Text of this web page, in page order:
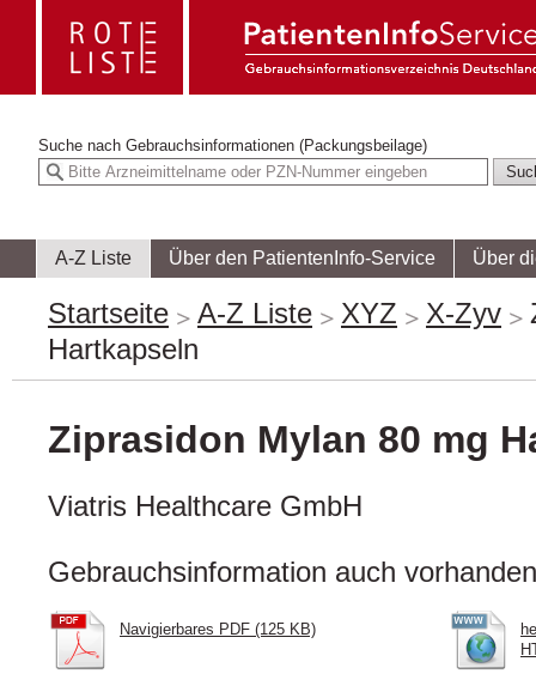
Suche nach Gebrauchsinformationen (Packungsbeilage)
A-Z Liste Über den PatientenInfo-Service Über
Startseite A-Z Liste XYZ X-Zyv
Hartkapseln
Ziprasidon Mylan 80 mg
Viatris Healthcare GmbH
Gebrauchsinformation auch
Navigierbares PDF (125 KB)